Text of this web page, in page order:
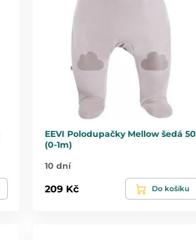
EEVI Polodupačky Mellow šedá 50
(0-1m)
10 dní
209 Kč Do košíku